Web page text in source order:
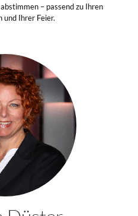
– passend zu Ihren
und Ihrer Feier.